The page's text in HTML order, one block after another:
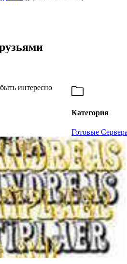
Категория
Готовые
интересно